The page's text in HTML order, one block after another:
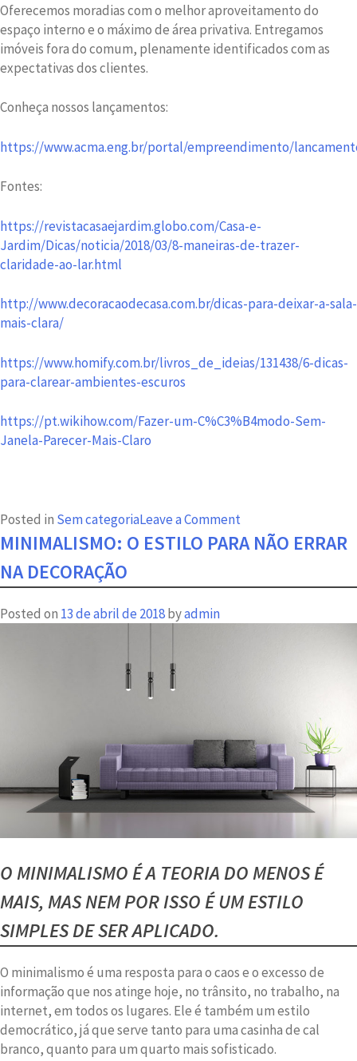
Oferecemos moradias com o melhor aproveitamento do
espaço interno e o máximo de área privativa. Entregamos
imóveis fora do comum, plenamente identificados com as
expectativas dos clientes.
Conheça nossos lançamentos:
https://www.acma.eng.br/portal/empreendimento/
Fontes:
https://revistacasaejardim.globo.com/Casa-e-
Jardim/Dicas/noticia/2018/03/8-maneiras-de-trazer-
claridade-ao-lar.html
http://www.decoracaodecasa.com.br/dicas-para-deixar-a-sala-
mais-clara/
https://www.homify.com.br/livros_de_ideias/131438/6-dicas-
para-clarear-ambientes-escuros
https://pt.wikihow.com/Fazer-um-C%C3%B4modo-Sem-
Janela-Parecer-Mais-Claro
Posted in Sem categoriaLeave a Comment
Como
MINIMALISMO: O ESTILO PARA NÃO ERRAR
NA DECORAÇÃO
Posted on 13 de abril de 2018byadmin
O MINIMALISMO É A TEORIA DO MENOS É
MAIS, MAS NEM POR ISSO É UM ESTILO
SIMPLES DE SER APLICADO.
O minimalismo é uma resposta para o caos e o excesso de
informação que nos atinge hoje, no trânsito, no trabalho, na
internet, em todos os lugares. Ele é também um estilo
democrático, já que serve tanto para uma casinha de cal
branco, quanto para um quarto mais sofisticado.